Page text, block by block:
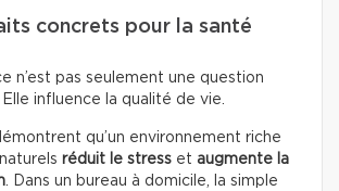
concrets pour la santé
n’est pas seulement une question
Elle influence la qualité de vie.
qu’un environnement riche
réduit le stress et augmente la
. Dans un bureau à domicile, la simple